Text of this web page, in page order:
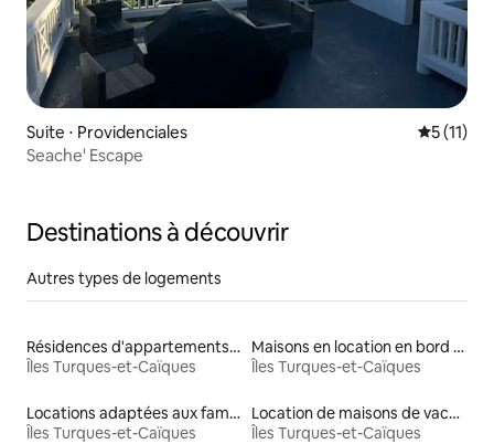
Suite ⋅ Providenciales
5 (11)
Seache' Escape
Destinations à découvrir
Autres types de logements
Résidences d'appartements en location
Îles Turques-et-Caïques
Maisons en location en bord de mer
Îles Turques-et-Caïques
Locations adaptées aux familles
Îles Turques-et-Caïques
Location de maisons de vacances
Îles Turques-et-Caïques